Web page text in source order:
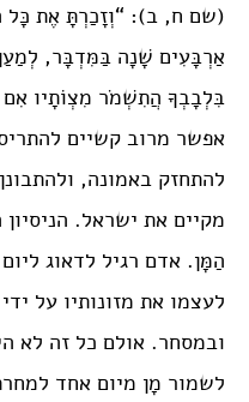
(שם ח, ב): “וְזָכַרְתָּ אֶת כָּל
אַרְבָּעִים שָׁנָה בַּמִּדְבָּר,
בִּלְבָבְךָ הֲתִשְׁמֹר מִצְוֹתָיו
אפשר מרוב קשיים
להתחזק באמונה,
מקיים את ישראל.
הַמָּן. אדם רגיל לדאוג
לעצמו את מזונותיו על
ובמסחר. אולם כל זה לא
לשמור מָן מיום אחד